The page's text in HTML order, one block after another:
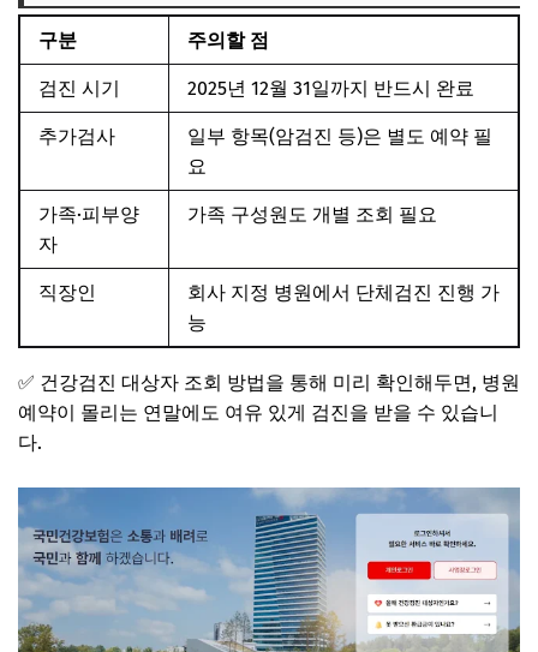
구분 주의할 점
검진 시기 2025년 12월 31일까지 반드시 완료
추가검사
일부 항목(암검진 등)은 별도 예약 필
요
가족·피부양
자
가족 구성원도 개별 조회 필요
직장인
회사 지정 병원에서 단체검진 진행 가
능
✅ 건강검진 대상자 조회 방법을 통해 미리 확인해두면, 병원
예약이 몰리는 연말에도 여유 있게 검진을 받을 수 있습니
다.